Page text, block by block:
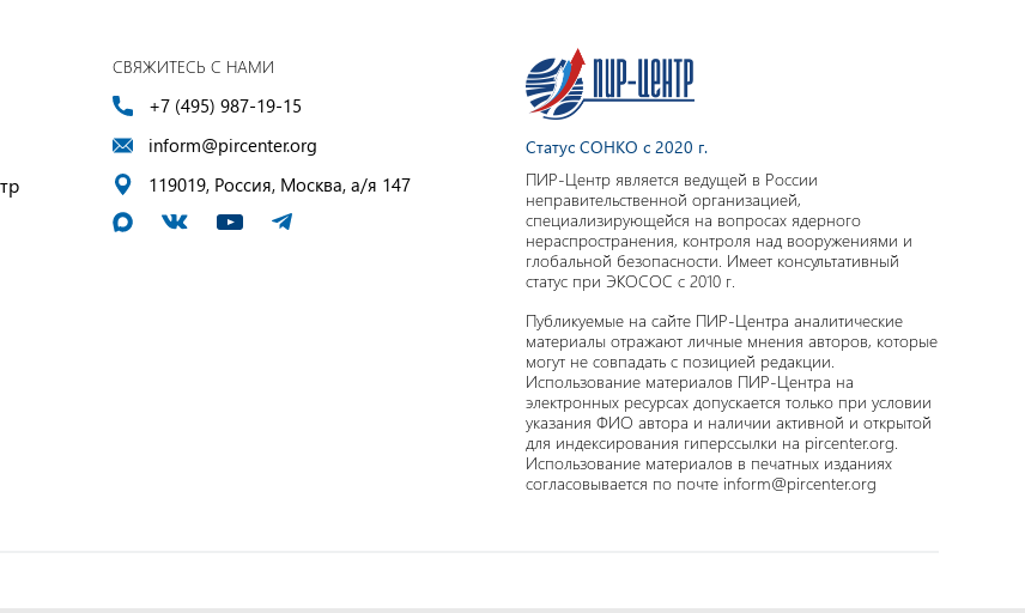
СВЯЖИТЕСЬ С НАМИ
+7 (495) 987-19-15
inform@pircenter.org
119019, Россия, Москва, а/я 147
Статус СОНКО с 2020 г.
ПИР-Центр является ведущей в России
неправительственной организацией,
специализирующейся на вопросах ядерного
нераспространения, контроля над вооружениями и
глобальной безопасности. Имеет консультативный
статус при ЭКОСОС с 2010 г.
Публикуемые на сайте ПИР-Центра аналитические
материалы отражают личные мнения авторов, которые
могут не совпадать с позицией редакции.
Использование материалов ПИР-Центра на
электронных ресурсах допускается только при условии
указания ФИО автора и наличии активной и открытой
для индексирования гиперссылки на pircenter.org.
Использование материалов в печатных изданиях
согласовывается по почте inform@pircenter.org